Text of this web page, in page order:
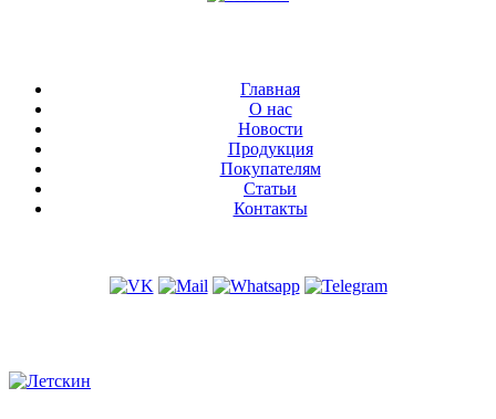
Главная
О нас
Новости
Продукция
Покупателям
Статьи
Контакты